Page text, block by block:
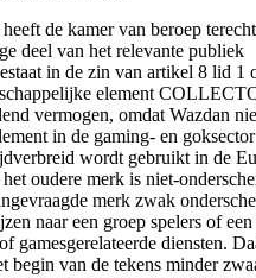
de kamer van beroep
deel van het relevante publiek
in de zin van artikel 8 lid 1
element
vermogen, omdat Wazdan
in de gaming- en goksector
wordt gebruikt in de
oudere merk is niet-
merk zwak
naar een groep spelers of
gamesgerelateerde diensten.
begin van de tekens minder